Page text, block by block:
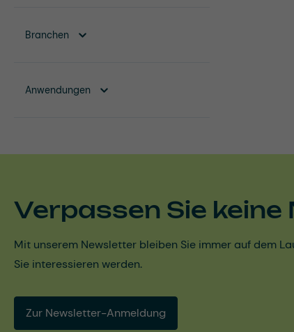
Branchen
Anwendungen
Verpassen Sie keine
Mit unserem Newsletter bleiben Sie immer auf dem
Sie interessieren werden.
Zur Newsletter-Anmeldung